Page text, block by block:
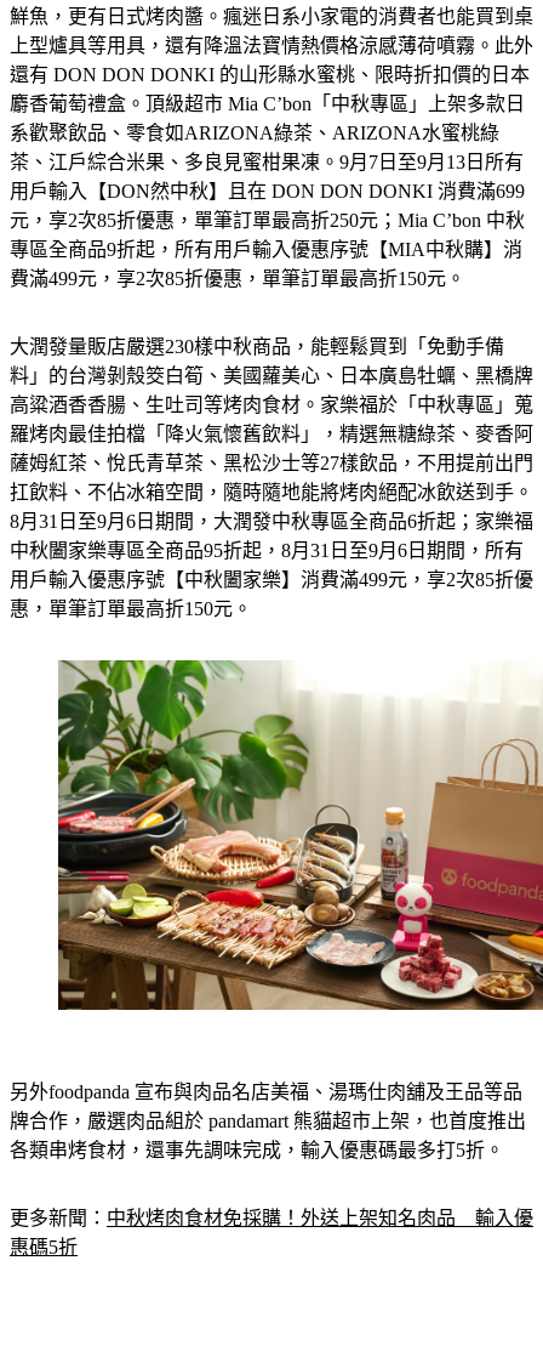
鮮魚，更有日式烤肉醬。瘋迷日系小家電的消費者也能買到桌
上型爐具等用具，還有降溫法寶情熱價格涼感薄荷噴霧。此外
還有 DON DON DONKI 的山形縣水蜜桃、限時折扣價的日本
麝香葡萄禮盒。頂級超市 Mia C’bon「中秋專區」上架多款日
系歡聚飲品、零食如ARIZONA綠茶、ARIZONA水蜜桃綠
茶、江戶綜合米果、多良見蜜柑果凍。9月7日至9月13日所有
用戶輸入【DON然中秋】且在 DON DON DONKI 消費滿699
元，享2次85折優惠，單筆訂單最高折250元；Mia C’bon 中秋
專區全商品9折起，所有用戶輸入優惠序號【MIA中秋購】消
費滿499元，享2次85折優惠，單筆訂單最高折150元。
大潤發量販店嚴選230樣中秋商品，能輕鬆買到「免動手備
料」的台灣剝殼筊白筍、美國蘿美心、日本廣島牡蠣、黑橋牌
高粱酒香香腸、生吐司等烤肉食材。家樂福於「中秋專區」蒐
羅烤肉最佳拍檔「降火氣懷舊飲料」，精選無糖綠茶、麥香阿
薩姆紅茶、悅氏青草茶、黑松沙士等27樣飲品，不用提前出門
扛飲料、不佔冰箱空間，隨時隨地能將烤肉絕配冰飲送到手。
8月31日至9月6日期間，大潤發中秋專區全商品6折起；家樂福
中秋闔家樂專區全商品95折起，8月31日至9月6日期間，所有
用戶輸入優惠序號【中秋闔家樂】消費滿499元，享2次85折優
惠，單筆訂單最高折150元。
另外foodpanda 宣布與肉品名店美福、湯瑪仕肉舖及王品等品
牌合作，嚴選肉品組於 pandamart 熊貓超市上架，也首度推出
各類串烤食材，還事先調味完成，輸入優惠碼最多打5折。
更多新聞： 中秋烤肉食材免採購！外送上架知名肉品　輸入優
惠碼5折